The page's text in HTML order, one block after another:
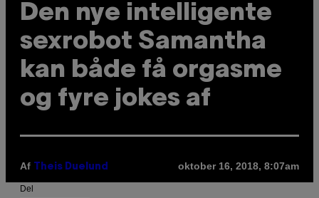
Den nye intelligente
sexrobot Samantha
kan både få orgasme
og fyre jokes af
Af Theis Duelund oktober 16, 2018, 8:07am
Del